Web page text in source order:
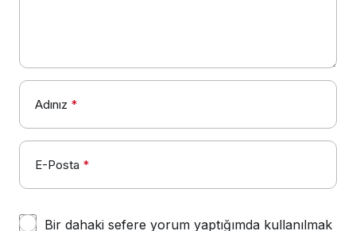
Adınız *
E-Posta *
Bir dahaki sefere yorum yaptığımda kullanılmak